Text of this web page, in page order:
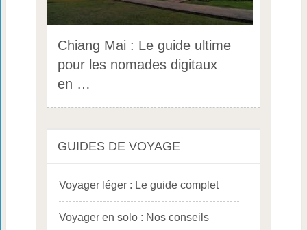
Chiang Mai : Le guide ultime
pour les nomades digitaux
en …
GUIDES DE VOYAGE
Voyager léger : Le guide complet
Voyager en solo : Nos conseils